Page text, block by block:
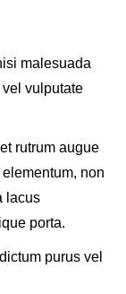
malesuada
vulputate
rutrum augue
non
lacus
porta.
purus vel